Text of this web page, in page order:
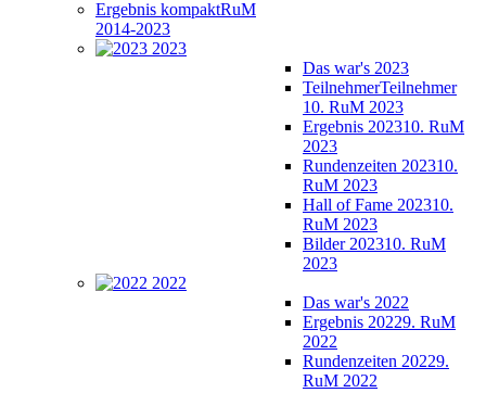
Ergebnis kompaktRuM
2014-2023
2023
Das war's 2023
TeilnehmerTeilnehmer
10. RuM 2023
Ergebnis 202310. RuM
2023
Rundenzeiten 202310.
RuM 2023
Hall of Fame 202310.
RuM 2023
Bilder 202310. RuM
2023
2022
Das war's 2022
Ergebnis 20229. RuM
2022
Rundenzeiten 20229.
RuM 2022